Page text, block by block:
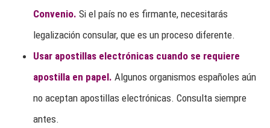
Convenio. Si el país no es firmante, necesitarás
legalización consular, que es un proceso diferente.
Usar apostillas electrónicas cuando se requiere
apostilla en papel. Algunos organismos españoles aún
no aceptan apostillas electrónicas. Consulta siempre
antes.